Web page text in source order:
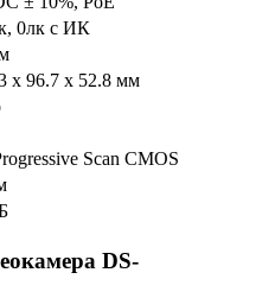
0лк с ИК
x 96.7 x 52.8 мм
Scan CMOS
DS-